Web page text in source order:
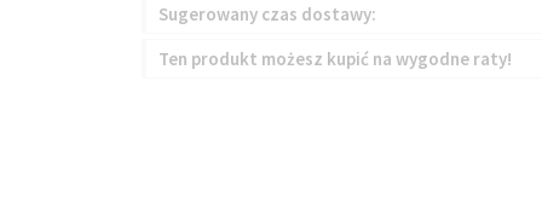
Sugerowany czas dostawy:
Ten produkt możesz kupić na wygodne raty!